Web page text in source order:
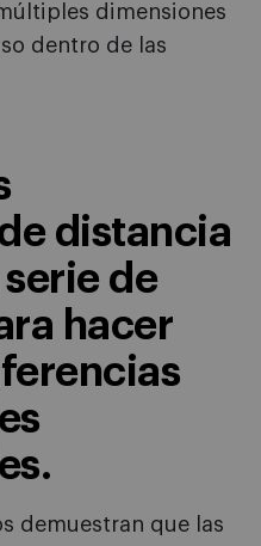
dimensiones
dentro de las
distancia
de
hacer
demuestran que las